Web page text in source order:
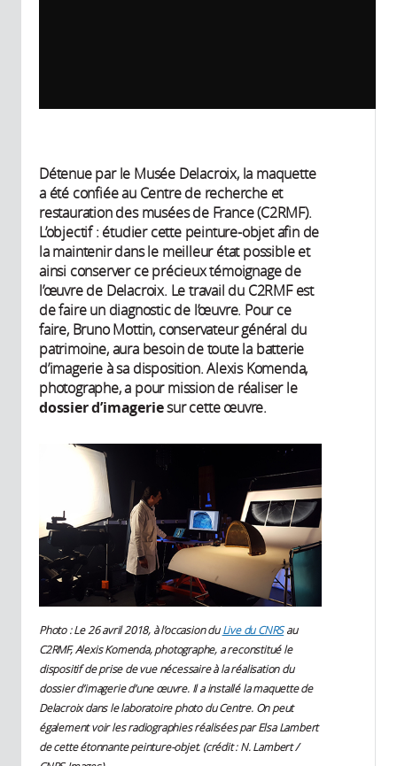
Détenue par le Musée Delacroix, la maquette
a été confiée au Centre de recherche et
restauration des musées de France (C2RMF).
L’objectif : étudier cette peinture-objet afin de
la maintenir dans le meilleur état possible et
ainsi conserver ce précieux témoignage de
l’œuvre de Delacroix. Le travail du C2RMF est
de faire un diagnostic de l’œuvre. Pour ce
faire, Bruno Mottin, conservateur général du
patrimoine, aura besoin de toute la batterie
d’imagerie à sa disposition. Alexis Komenda,
photographe, a pour mission de réaliser le
dossier d’imageriesur cette œuvre.
Photo : Le 26 avril 2018, à l’occasion duLive du CNRSau
C2RMF, Alexis Komenda, photographe, a reconstitué le
dispositif de prise de vue nécessaire à la réalisation du
dossier d’imagerie d’une œuvre. Il a installé la maquette de
Delacroix dans le laboratoire photo du Centre. On peut
également voir les radiographies réalisées par Elsa Lambert
de cette étonnante peinture-objet. (crédit : N. Lambert /